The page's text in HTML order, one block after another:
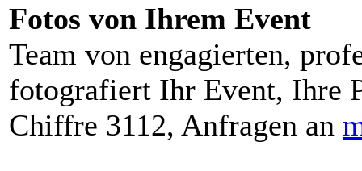
Fotos von Ihrem Event
Team von engagierten,
fotografiert Ihr Event, Ihre
Chiffre 3112, Anfragen an